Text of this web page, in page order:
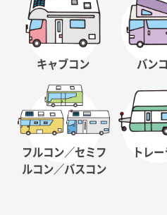
キャブコン バン
フルコン／セミフ
ルコン／バスコン
トレ